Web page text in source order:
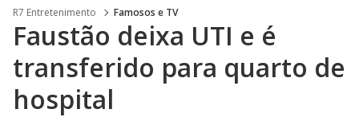
R7 Entretenimento Famosos e TV
Faustão deixa UTI e é
transferido para quarto de
hospital